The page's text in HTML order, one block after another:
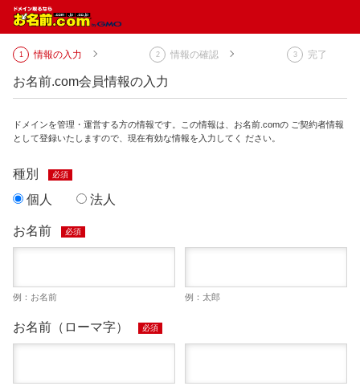
情報の入力 情報の確認 完了
お名前.com会員情報の入力
ドメインを管理・運営する方の情報です。この情報は、お名前.comの ご契約者情報
として登録いたしますので、現在有効な情報を入力してく ださい。
種別 必須
個人 法人
お名前 必須
例：お名前 例：太郎
お名前（ローマ字） 必須